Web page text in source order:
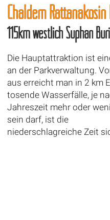
Chaldem
115km westlich Suphan Buri
Die Hauptattraktion ist
an der Parkverwaltung.
aus erreicht man in 2 km
tosende Wasserfälle, je
Jahreszeit mehr oder
sein darf, ist die
niederschlagreiche Zeit